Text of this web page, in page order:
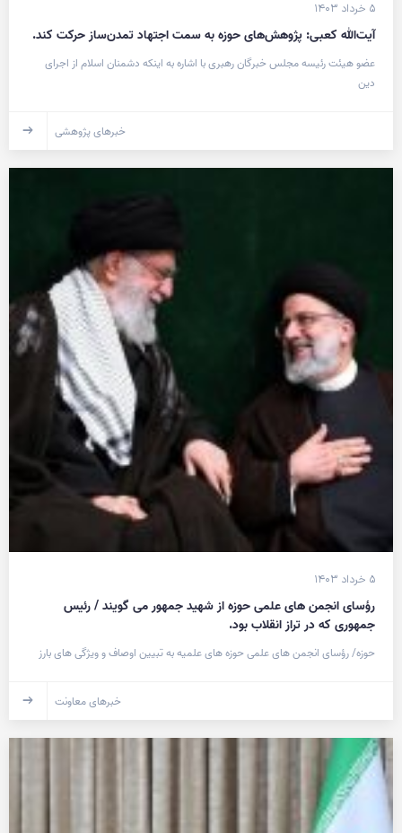
۵ خرداد ۱۴۰۳
آیت‌الله کعبی: پژوهش‌های حوزه به سمت اجتهاد تمدن‌ساز حرکت کند.
عضو هیئت رئیسه مجلس خبرگان رهبری با اشاره به اینکه دشمنان اسلام از اجرای
دین
خبرهای پژوهشی
۵ خرداد ۱۴۰۳
رؤسای انجمن های علمی حوزه از شهید جمهور می گویند / رئیس
جمهوری که در تراز انقلاب بود.
حوزه/ رؤسای انجمن های علمی حوزه های علمیه به تبیین اوصاف و ویژگی های بارز
خبرهای معاونت